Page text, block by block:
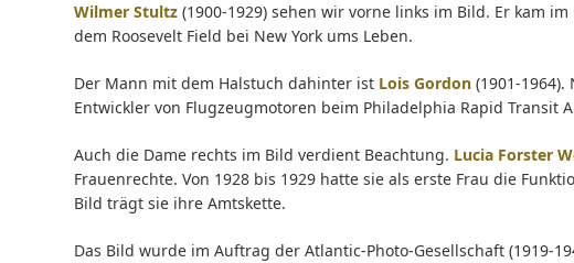
Wilmer Stultz (1900-1929) sehen wir vorne links im Bild. Er kam
dem Roosevelt Field bei New York ums Leben.
Der Mann mit dem Halstuch dahinter ist Lois Gordon (1901-
Entwickler von Flugzeugmotoren beim Philadelphia Rapid Transit
Auch die Dame rechts im Bild verdient Beachtung. Lucia Forster
Frauenrechte. Von 1928 bis 1929 hatte sie als erste Frau die
Bild trägt sie ihre Amtskette.
Das Bild wurde im Auftrag der Atlantic-Photo-Gesellschaft (1919-